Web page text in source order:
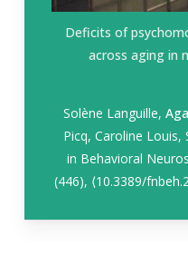
Deficits of
across aging in
Solène Languille,
Picq, Caroline Louis,
in Behavioral
(446), ⟨10.3389/